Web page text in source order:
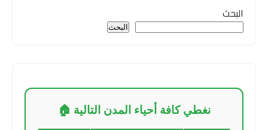
البحث
البحث
نغطي كافة أحياء المدن التالية 🏠